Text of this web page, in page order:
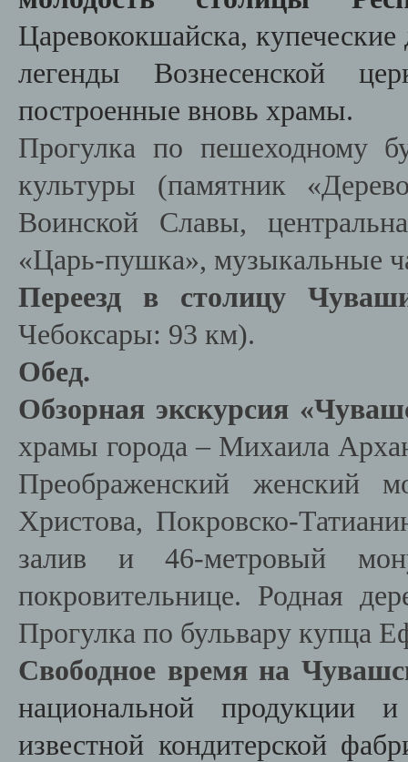
Царевококшайска,
легенды Вознесенской
построенные вновь храмы.
Прогулка по пешеходному
культуры (памятник
Воинской Славы,
«Царь-пушка», музыкальные
Переезд в столицу
Чебоксары: 93 км).
Обед.
Обзорная экскурсия
храмы города – Михаила
Преображенский женский
Христова, Покровско-
залив и 46-метровый
покровительнице. Родная
Прогулка по бульвару купца
Свободное время на
национальной продукции
известной кондитерской